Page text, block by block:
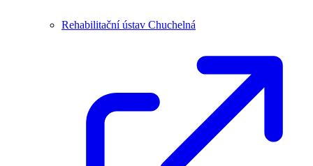
Rehabilitační ústav Chuchelná